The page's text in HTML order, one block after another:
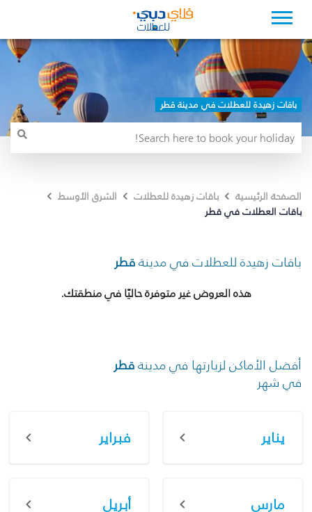
باقات زهيدة للعطلات في مدينة قطر
الصفحة الرئيسية باقات زهيدة للعطلات
الشرق الأوسط
باقات العطلات في قطر
باقات زهيدة للعطلات في مدينةقطر
هذه العروض غير متوفرة حاليًا في منطقتك.
أفضل الأماكن لزيارتها في مدينةقطر
في شهر
يناير فبراير
مارس أبريل